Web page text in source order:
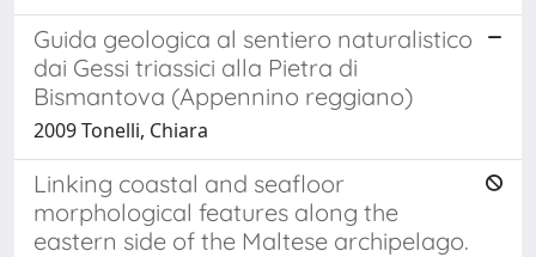
Guida geologica al sentiero naturalistico
dai Gessi triassici alla Pietra di
Bismantova (Appennino reggiano)
2009 Tonelli, Chiara
Linking coastal and seafloor
morphological features along the
eastern side of the Maltese archipelago.